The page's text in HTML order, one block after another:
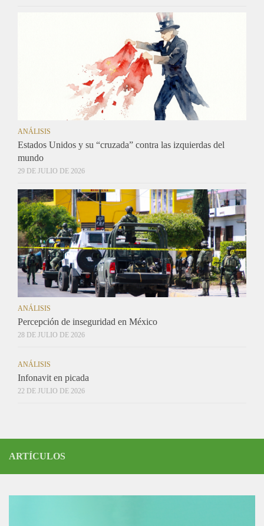
ANÁLISIS
Estados Unidos y su “cruzada” contra las izquierdas del
mundo
29 DE JULIO DE 2026
ANÁLISIS
Percepción de inseguridad en México
28 DE JULIO DE 2026
ANÁLISIS
Infonavit en picada
22 DE JULIO DE 2026
ARTÍCULOS